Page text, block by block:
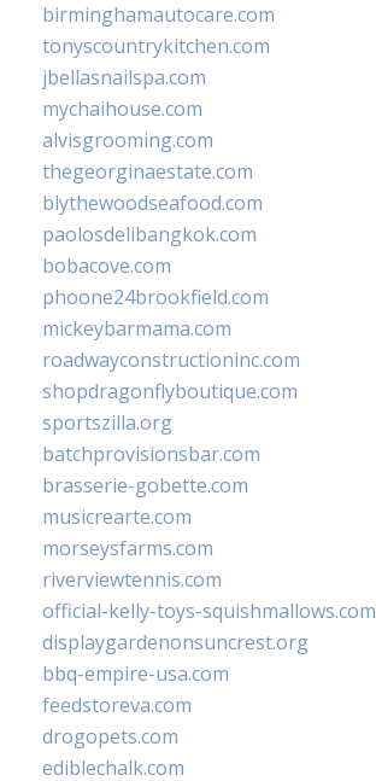
birminghamautocare.com
tonyscountrykitchen.com
jbellasnailspa.com
mychaihouse.com
alvisgrooming.com
thegeorginaestate.com
blythewoodseafood.com
paolosdelibangkok.com
bobacove.com
phoone24brookfield.com
mickeybarmama.com
roadwayconstructioninc.com
shopdragonflyboutique.com
sportszilla.org
batchprovisionsbar.com
brasserie-gobette.com
musicrearte.com
morseysfarms.com
riverviewtennis.com
official-kelly-toys-squishmallows.com
displaygardenonsuncrest.org
bbq-empire-usa.com
feedstoreva.com
drogopets.com
ediblechalk.com